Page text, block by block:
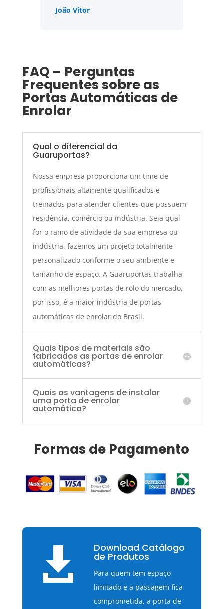
João Vitor
FAQ – Perguntas
Frequentes sobre as
Portas Automáticas de
Enrolar
Qual o diferencial da
Guaruportas?
Nossa empresa proporciona um time de
profissionais altamente qualificados e
treinados para atender clientes que possuem
residência, comércio ou indústria. Seja qual
for o ramo de atividade da sua empresa ou
indústria, fazemos um projeto totalmente
personalizado conforme o seu ambiente e
tamanho de espaço. A Guaruportas trabalha
com as melhores portas de rolo do mercado,
por isso, é a maior indústria de portas
automáticas de enrolar do Brasil.
Quais tipos de materiais são
fabricados as portas de enrolar
automáticas?
Quais as vantagens de instalar
uma porta de enrolar
automática?
Formas de Pagamento
 Download Catálogo
de Produtos
Para quem tem espaço
limitado e a passagem fica
comprometida, a porta de